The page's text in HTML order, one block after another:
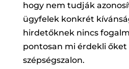
hogy nem tudják
ügyfelek konkrét
hirdetőknek nincs
pontosan mi érdekli őket
szépségszalon.